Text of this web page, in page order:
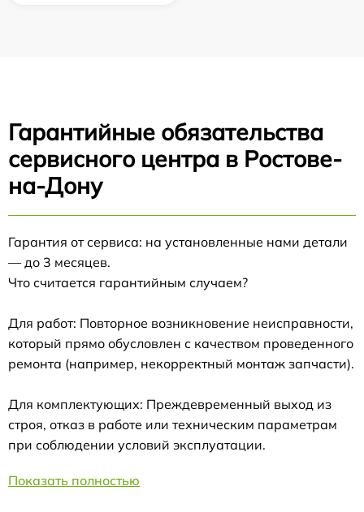
Гарантийные обязательства
сервисного центра в Ростове-
на-Дону
Гарантия от сервиса: на установленные нами детали
— до 3 месяцев.
Что считается гарантийным случаем?
Для работ: Повторное возникновение неисправности,
который прямо обусловлен с качеством проведенного
ремонта (например, некорректный монтаж запчасти).
Для комплектующих: Преждевременный выход из
строя, отказ в работе или техническим параметрам
при соблюдении условий эксплуатации.
Показать полностью